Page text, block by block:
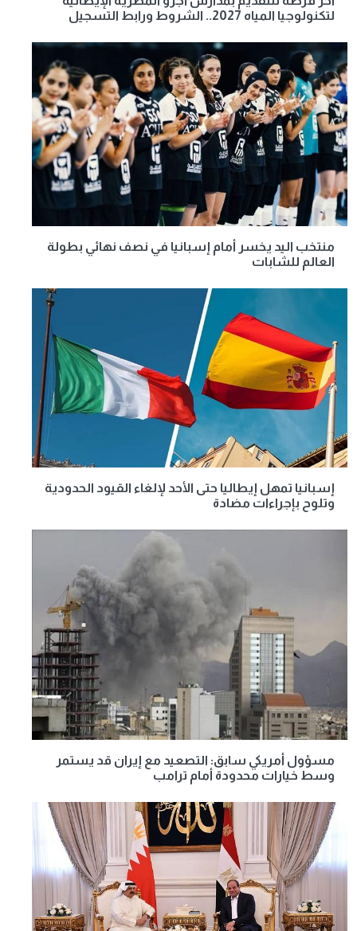
لتكنولوجيا المياه 2027.. الشروط ورابط التسجيل
منتخب اليد يخسر أمام إسبانيا في نصف نهائي بطولة
العالم للشابات
إسبانيا تمهل إيطاليا حتى الأحد لإلغاء القيود الحدودية
وتلوح بإجراءات مضادة
مسؤول أمريكي سابق: التصعيد مع إيران قد يستمر
وسط خيارات محدودة أمام ترامب